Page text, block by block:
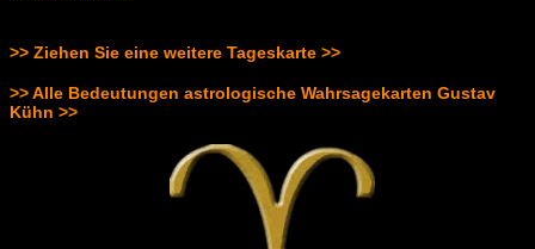
>> Ziehen Sie eine weitere Tageskarte >>
>> Alle Bedeutungen astrologische Wahrsagekarten Gustav
Kühn >>